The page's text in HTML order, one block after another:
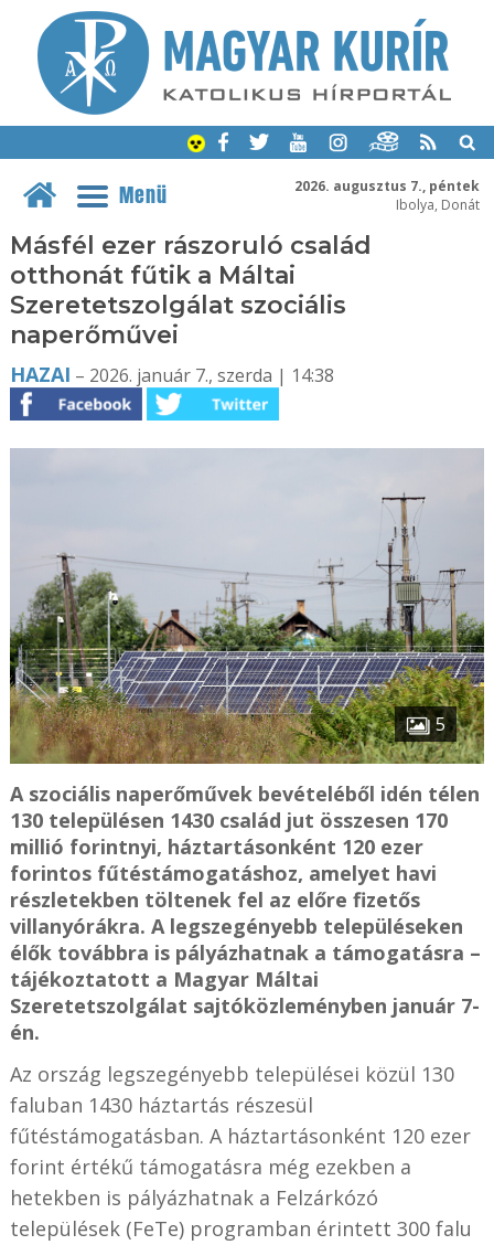
2026. augusztus 7., péntek
Ibolya, Donát
Menü
Másfél ezer rászoruló család
otthonát fűtik a Máltai
Szeretetszolgálat szociális
naperőművei
HAZAI – 2026. január 7., szerda | 14:38
5
A szociális naperőművek bevételéből idén télen
130 településen 1430 család jut összesen 170
millió forintnyi, háztartásonként 120 ezer
forintos fűtéstámogatáshoz, amelyet havi
részletekben töltenek fel az előre fizetős
villanyórákra. A legszegényebb településeken
élők továbbra is pályázhatnak a támogatásra –
tájékoztatott a Magyar Máltai
Szeretetszolgálat sajtóközleményben január 7-
én.
Az ország legszegényebb települései közül 130
faluban 1430 háztartás részesül
fűtéstámogatásban. A háztartásonként 120 ezer
forint értékű támogatásra még ezekben a
hetekben is pályázhatnak a Felzárkózó
települések (FeTe) programban érintett 300 falu